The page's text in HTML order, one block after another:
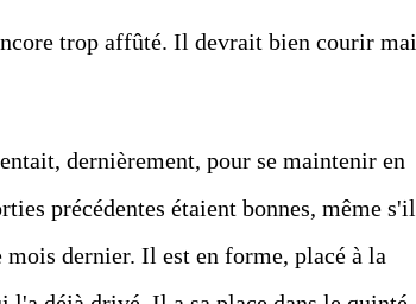
trop affûté. Il devrait bien courir
dernièrement, pour se maintenir en
précédentes étaient bonnes, même
dernier. Il est en forme, placé à la